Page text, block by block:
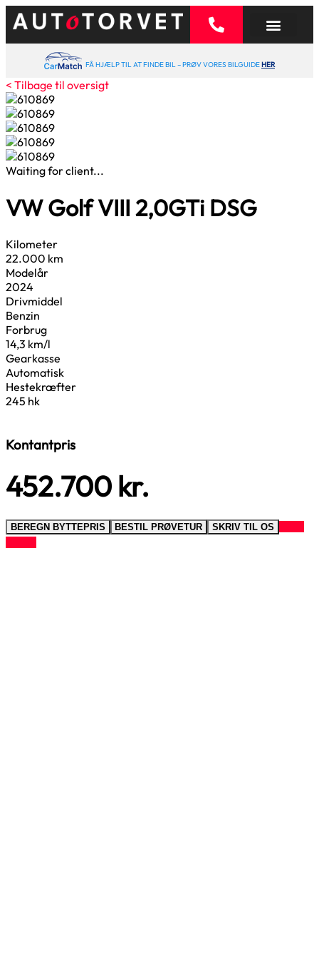
FÅ HJÆLP TIL AT FINDE BIL – PRØV VORES BILGUIDEHER
< Tilbage til oversigt
Waiting for client...
VW Golf VIII 2,0GTi DSG
Kilometer
22.000 km
Modelår
2024
Drivmiddel
Benzin
Forbrug
14,3 km/l
Gearkasse
Automatisk
Hestekræfter
245 hk
Kontantpris
452.700 kr.
BEREGN BYTTEPRIS BESTIL PRØVETUR SKRIV TIL OS